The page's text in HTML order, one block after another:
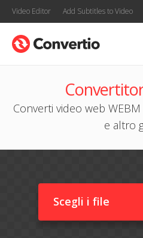
Video Editor Add Subtitles to Video
Converti video web WEBM
e altro
Scegli i file